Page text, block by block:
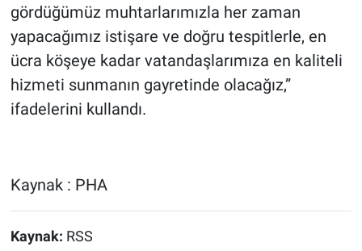
gördüğümüz muhtarlarımızla her zaman
yapacağımız istişare ve doğru tespitlerle, en
ücra köşeye kadar vatandaşlarımıza en kaliteli
hizmeti sunmanın gayretinde olacağız,”
ifadelerini kullandı.
Kaynak : PHA
Kaynak: RSS